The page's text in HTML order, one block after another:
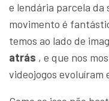
e lendária parcela da
movimento é
temos ao lado de
atrás , e que nos
videojogos evoluíram